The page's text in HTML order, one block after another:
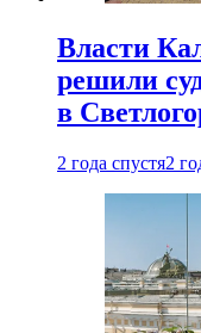
Власти
решили
в
2 года спустя2